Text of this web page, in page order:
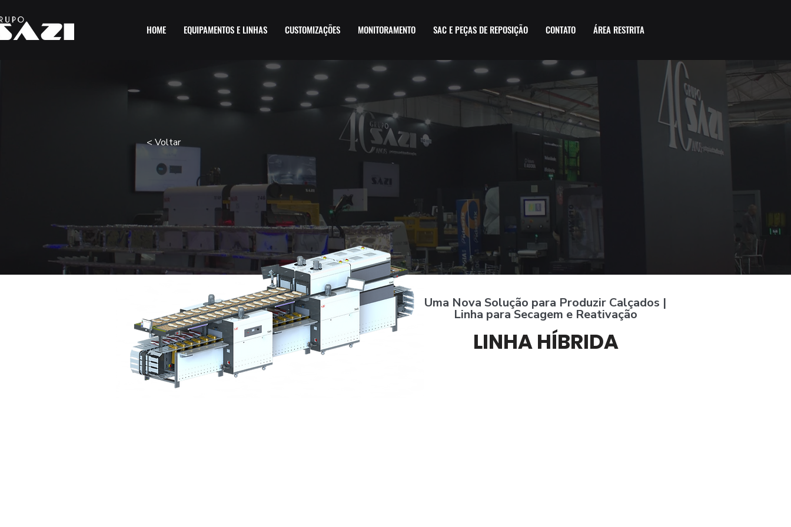
HOME EQUIPAMENTOS E LINHAS CUSTOMIZAÇÕES MONITORAMENTO SAC E PEÇAS DE REPOSIÇÃO CONTATO ÁREA RESTRITA
< Voltar
Uma Nova Solução para Produzir Calçados |
Linha para Secagem e Reativação
LINHA HÍBRIDA